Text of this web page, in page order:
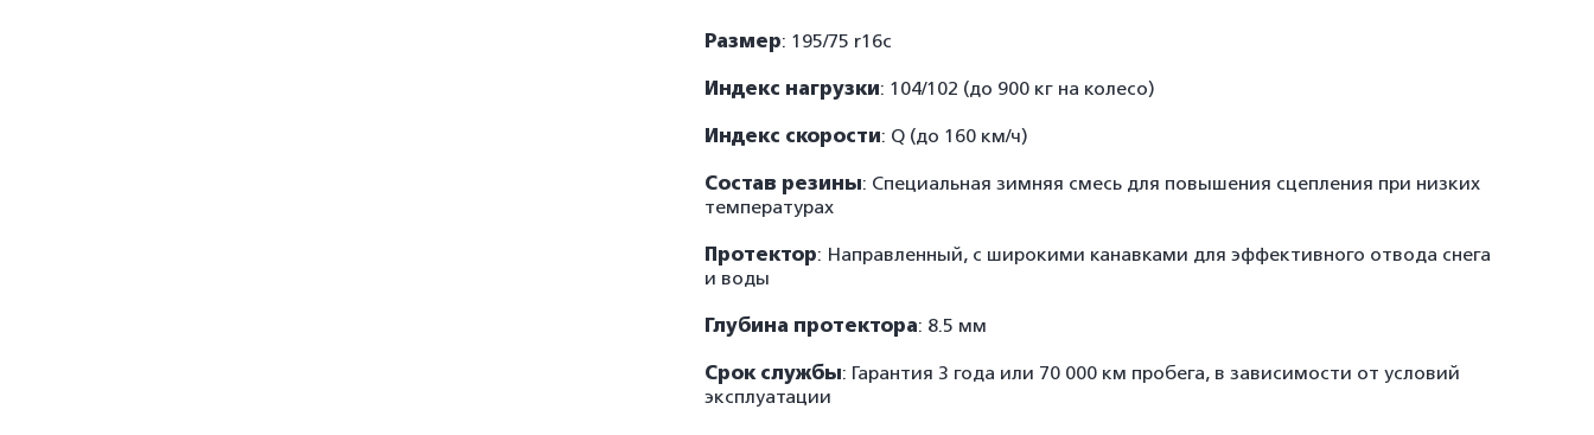
Размер: 195/75 r16с
Индекс нагрузки: 104/102 (до 900 кг на колесо)
Индекс скорости: Q (до 160 км/ч)
Состав резины: Специальная зимняя смесь для повышения сцепления при низких
температурах
Протектор: Направленный, с широкими канавками для эффективного отвода снега
и воды
Глубина протектора: 8.5 мм
Срок службы: Гарантия 3 года или 70 000 км пробега, в зависимости от условий
эксплуатации